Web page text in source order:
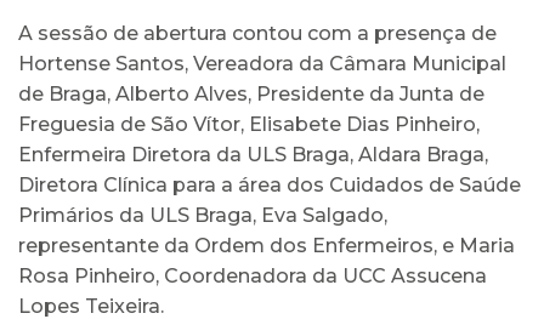
A sessão de abertura contou com a presença de
Hortense Santos, Vereadora da Câmara Municipal
de Braga, Alberto Alves, Presidente da Junta de
Freguesia de São Vítor, Elisabete Dias Pinheiro,
Enfermeira Diretora da ULS Braga, Aldara Braga,
Diretora Clínica para a área dos Cuidados de Saúde
Primários da ULS Braga, Eva Salgado,
representante da Ordem dos Enfermeiros, e Maria
Rosa Pinheiro, Coordenadora da UCC Assucena
Lopes Teixeira.